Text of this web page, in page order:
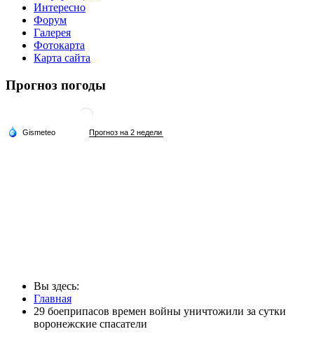
Интересно
Форум
Галерея
Фотокарта
Карта сайта
Прогноз погоды
Вы здесь:
Главная
29 боеприпасов времен войны уничтожили за сутки
воронежские спасатели